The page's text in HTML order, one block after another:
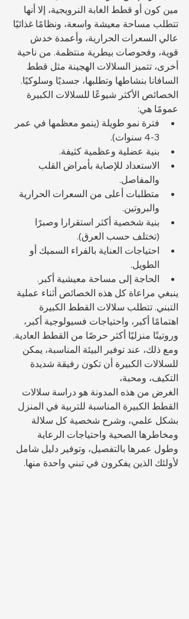
مين كون أو قطط الغابة النرويجية، إلا أنها
تتطلب مساحة معيشة واسعة، ونظامًا غذائيًا
عالي السعرات الحرارية، وأعمدة خدش
قوية، وفحوصات بيطرية منتظمة. من ناحية
أخرى، تتميز السلالات الهجينة مثل قطط
السافانا بنشاطها وتطلبها، جسديًا وسلوكيًا.
الخصائص الأكثر شيوعًا للسلالات الكبيرة
عمومًا هي:
فترة نمو طويلة (ينمو معظمها في عمر
3-4 سنوات).
بنية عضلية وعظمية كثيفة.
الاستعداد للإصابة بأمراض القلب
والمفاصل.
متطلبات أعلى من السعرات الحرارية
والبروتين.
بنية شخصية أكثر استقرارا وصبرًا
(تختلف حسب العرق).
احتياجات العناية بالفراء السميك أو
الطويل.
الحاجة إلى مساحة معيشية أكبر.
ينبغي مراعاة كل هذه الخصائص أثناء عملية
التبني. تتطلب سلالات القطط الكبيرة
اهتمامًا أكبر، واحتياجات فسيولوجية أكبر،
وروتينًا منزليًا أكثر حرصًا من القطط العادية.
ومع ذلك، عند توفير البيئة المناسبة، يمكن
للسلالات الكبيرة أن تكون رفيقة شديدة
التكيف، ومحبة،
الغرض من هذه المدونة هو دراسة سلالات
القطط الكبيرة المناسبة للتربية في المنزل
بشكل علمي، وشرح شخصية كل سلالة
ومخاطرها الصحية واحتياجات الرعاية
وطول عمرها بالتفصيل، وتوفير دليل شامل
لأولئك الذين يفكرون في تبني واحدة منها.